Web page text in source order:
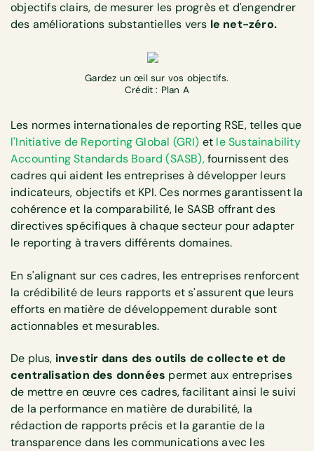
objectifs clairs, de mesurer les progrès et d'engendrer
des améliorations substantielles vers le net-zéro.
Gardez un œil sur vos objectifs.
Crédit : Plan A
Les normes internationales de reporting RSE, telles que
l'Initiative de Reporting Global (GRI) et le Sustainability
Accounting Standards Board (SASB),fournissent des
cadres qui aident les entreprises à développer leurs
indicateurs, objectifs et KPI. Ces normes garantissent la
cohérence et la comparabilité, le SASB offrant des
directives spécifiques à chaque secteur pour adapter
le reporting à travers différents domaines.
En s'alignant sur ces cadres, les entreprises renforcent
la crédibilité de leurs rapports et s'assurent que leurs
efforts en matière de développement durable sont
actionnables et mesurables.
De plus, investir dans des outils de collecte et de
centralisation des données permet aux entreprises
de mettre en œuvre ces cadres, facilitant ainsi le suivi
de la performance en matière de durabilité, la
rédaction de rapports précis et la garantie de la
transparence dans les communications avec les